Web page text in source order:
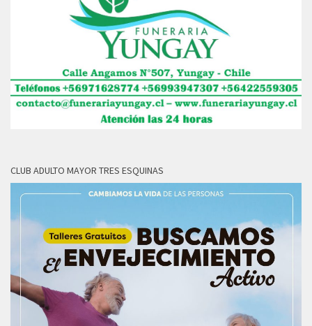
CLUB ADULTO MAYOR TRES ESQUINAS